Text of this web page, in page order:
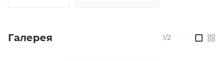
Галерея 1/2